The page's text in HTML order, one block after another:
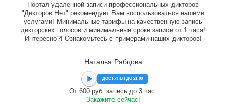
Портал удаленной записи профессиональных дикторов
"Дикторов.Нет" рекомендует Вам воспользоваться нашими
услугами! Минимальные тарифы на качественную запись
дикторских голосов и минимальные сроки записи от 1 часа!
Интересно?! Ознакомьтесь с примерами наших дикторов!
Наталья Рябцова
ДОСТУПЕН ДО 21:00
От 600 руб. запись до 3 час.
Закажите сейчас!